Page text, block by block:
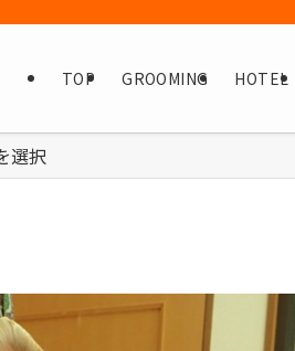
TOP GROOMING HOTEL